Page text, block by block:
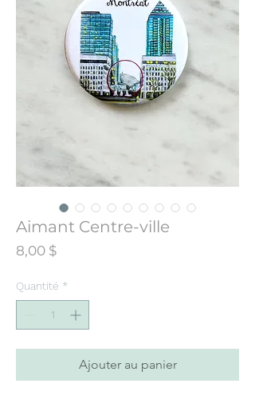
Aimant Centre-ville
8,00 $Prix
Quantité *
Ajouter au panier